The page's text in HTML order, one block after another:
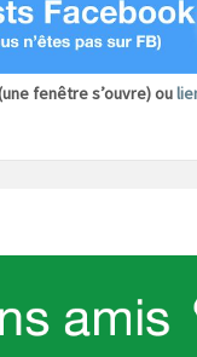
fenêtre s’ouvre) ou